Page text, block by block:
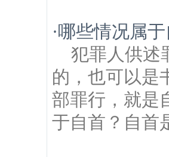
·哪些情况属
犯罪人供述
的，也可以是
部罪行，就是
于自首？自首